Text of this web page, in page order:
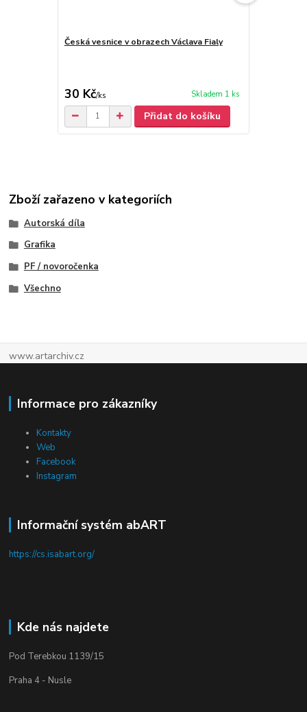
Česká vesnice v obrazech Václava Fialy
30 Kč/ks Skladem 1 ks
Přidat do košíku
Zboží zařazeno v kategoriích
Autorská díla
Grafika
PF / novoročenka
Všechno
www.artarchiv.cz
Informace pro zákazníky
Kontakty
Web
Facebook
Instagram
Informační systém abART
https://cs.isabart.org/
Kde nás najdete
Pod Terebkou 1139/15
Praha 4 - Nusle